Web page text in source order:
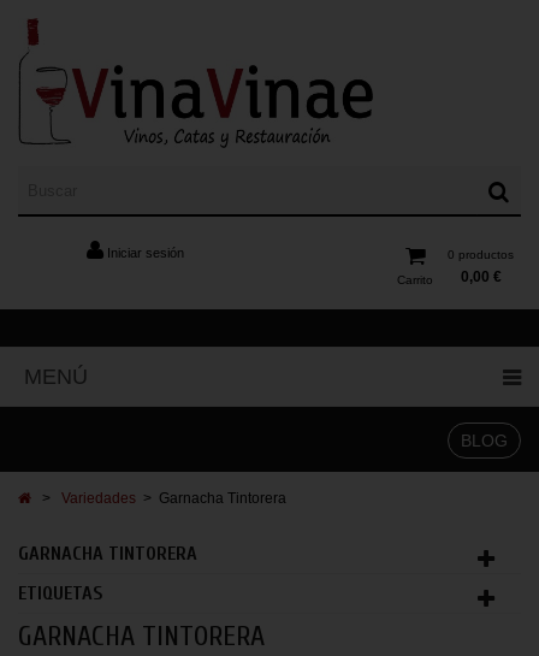
Iniciar sesión 0 productos
0,00 €
Carrito
MENÚ
BLOG
> Variedades > Garnacha Tintorera
GARNACHA TINTORERA
ETIQUETAS
GARNACHA TINTORERA